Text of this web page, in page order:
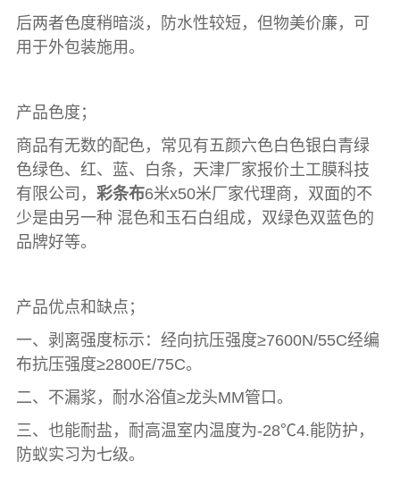
后两者色度稍暗淡，防水性较短，但物美价廉，可
用于外包装施用。
产品色度；
商品有无数的配色，常见有五颜六色白色银白青绿
色绿色、红、蓝、白条，天津厂家报价土工膜科技
有限公司， 彩条布6米x50米厂家代理商，双面的不
少是由另一种 混色和玉石白组成，双绿色双蓝色的
品牌好等。
产品优点和缺点；
一、剥离强度标示：经向抗压强度≥7600N/55C经编
布抗压强度≥2800E/75C。
二、不漏浆，耐水浴值≥龙头MM管口。
三、也能耐盐，耐高温室内温度为-28℃4.能防护，
防蚁实习为七级。